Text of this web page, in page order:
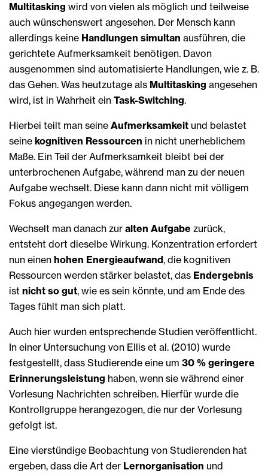
Multitasking wird von vielen als möglich und teilweise
auch wünschenswert angesehen. Der Mensch kann
allerdings keine Handlungen simultan ausführen, die
gerichtete Aufmerksamkeit benötigen. Davon
ausgenommen sind automatisierte Handlungen, wie z. B.
das Gehen. Was heutzutage als Multitasking angesehen
wird, ist in Wahrheit ein Task-Switching.
Hierbei teilt man seine Aufmerksamkeit und belastet
seine kognitiven Ressourcen in nicht unerheblichem
Maße. Ein Teil der Aufmerksamkeit bleibt bei der
unterbrochenen Aufgabe, während man zu der neuen
Aufgabe wechselt. Diese kann dann nicht mit völligem
Fokus angegangen werden.
Wechselt man danach zur alten Aufgabe zurück,
entsteht dort dieselbe Wirkung. Konzentration erfordert
nun einen hohen Energieaufwand, die kognitiven
Ressourcen werden stärker belastet, das Endergebnis
ist nicht so gut, wie es sein könnte, und am Ende des
Tages fühlt man sich platt.
Auch hier wurden entsprechende Studien veröffentlicht.
In einer Untersuchung von Ellis et al. (2010) wurde
festgestellt, dass Studierende eine um 30 % geringere
Erinnerungsleistung haben, wenn sie während einer
Vorlesung Nachrichten schreiben. Hierfür wurde die
Kontrollgruppe herangezogen, die nur der Vorlesung
gefolgt ist.
Eine vierstündige Beobachtung von Studierenden hat
ergeben, dass die Art der Lernorganisation und